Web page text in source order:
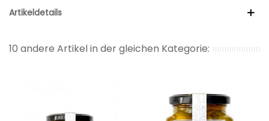
Artikeldetails
10 andere Artikel in der gleichen Kategorie: